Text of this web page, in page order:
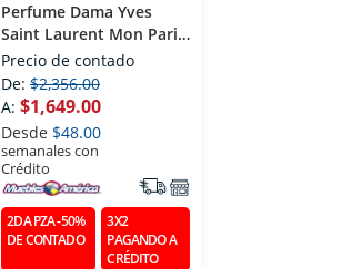
Perfume Dama Yves
Saint Laurent Mon Paris
Lumiere (edt) Eau De
Toilette 100 Ml
Precio de contado
De:$2,356.00
A: $1,649.00
Desde $48.00
semanales con
Crédito
2DA PZA -50%
DE CONTADO
3X2
PAGANDO A
CRÉDITO